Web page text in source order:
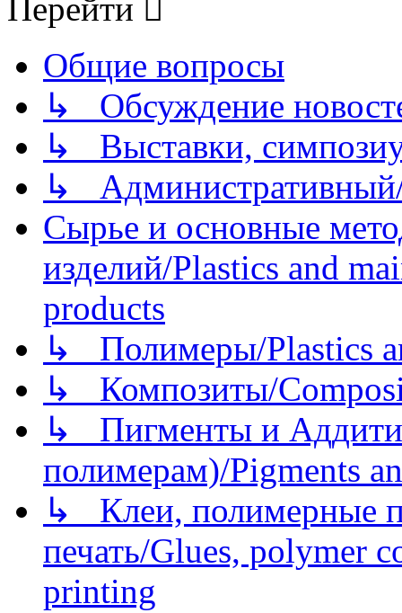
Перейти
Общие вопросы
↳ Обсуждение
↳ Выставки,
↳
Сырье и основные
изделий/Plastics and
products
↳ Полимеры/Plastics
↳ Композиты/
↳ Пигменты и
полимерам)/Pigments
↳ Клеи, полимерные
печать/Glues, polymer
printing